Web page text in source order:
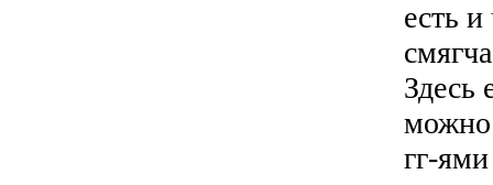
есть
Здесь
можно
гг-